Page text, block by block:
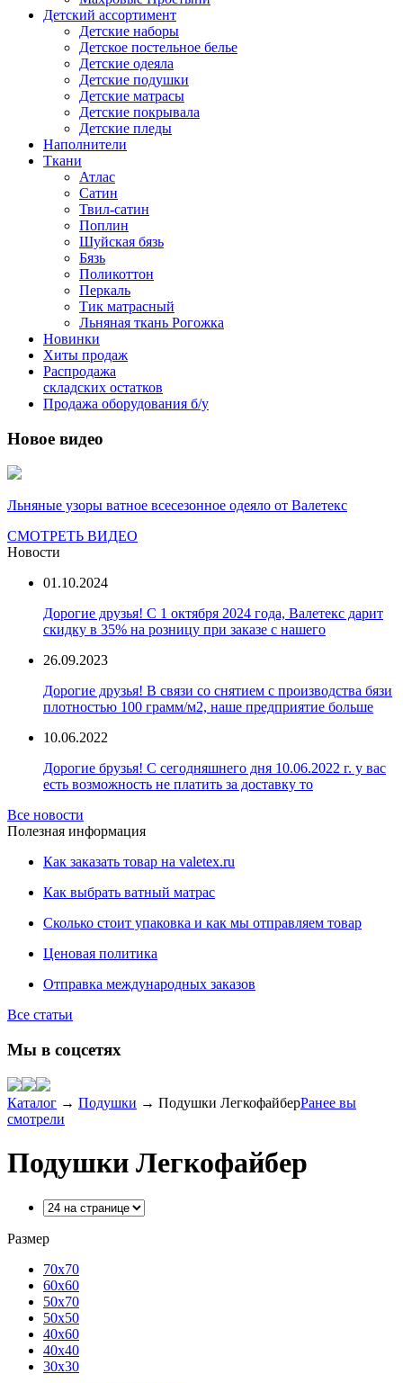
Детский ассортимент
Детские наборы
Детское постельное белье
Детские одеяла
Детские подушки
Детские матрасы
Детские покрывала
Детские пледы
Наполнители
Ткани
Атлас
Сатин
Твил-сатин
Поплин
Шуйская бязь
Бязь
Поликоттон
Перкаль
Тик матрасный
Льняная ткань Рогожка
Новинки
Хиты продаж
Распродажа
складских остатков
Продажа оборудования б/у
Новое видео
Льняные узоры ватное всесезонное одеяло от Валетекс
СМОТРЕТЬ ВИДЕО
Новости
01.10.2024
Дорогие друзья! С 1 октября 2024 года, Валетекс дарит
скидку в 35% на розницу при заказе с нашего
26.09.2023
Дорогие друзья! В связи со снятием с производства бязи
плотностью 100 грамм/м2, наше предприятие больше
10.06.2022
Дорогие брузья! С сегодняшнего дня 10.06.2022 г. у вас
есть возможность не платить за доставку то
Все новости
Полезная информация
Как заказать товар на valetex.ru
Как выбрать ватный матрас
Сколько стоит упаковка и как мы отправляем товар
Ценовая политика
Отправка международных заказов
Все статьи
Мы в соцсетях
Каталог → Подушки → Подушки ЛегкофайберРанее вы
смотрели
Подушки Легкофайбер
Размер
70х70
60х60
50х70
50х50
40х60
40х40
30х30